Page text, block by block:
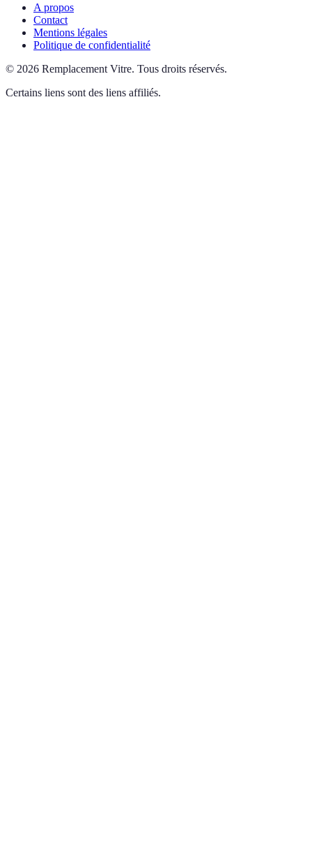
A propos
Contact
Mentions légales
Politique de confidentialité
© 2026 Remplacement Vitre. Tous droits réservés.
Certains liens sont des liens affiliés.